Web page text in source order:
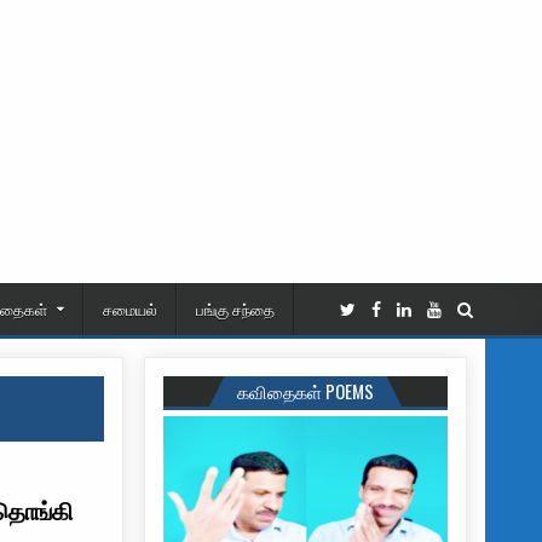
சமையல் பங்கு சந்தை
கவிதைகள் POEMS